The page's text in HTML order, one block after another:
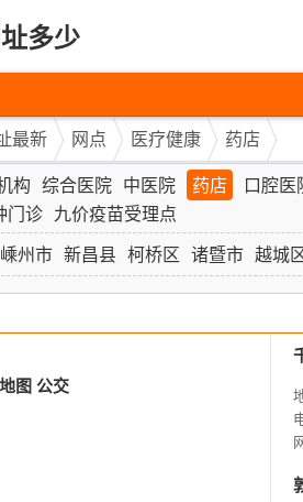
多少
最新 网点 医疗健康
药店
构 综合医院 中医院 药店 口腔医
门诊 九价疫苗受理点
嵊州市 新昌县 柯桥区 诸暨市 越城
地图公交